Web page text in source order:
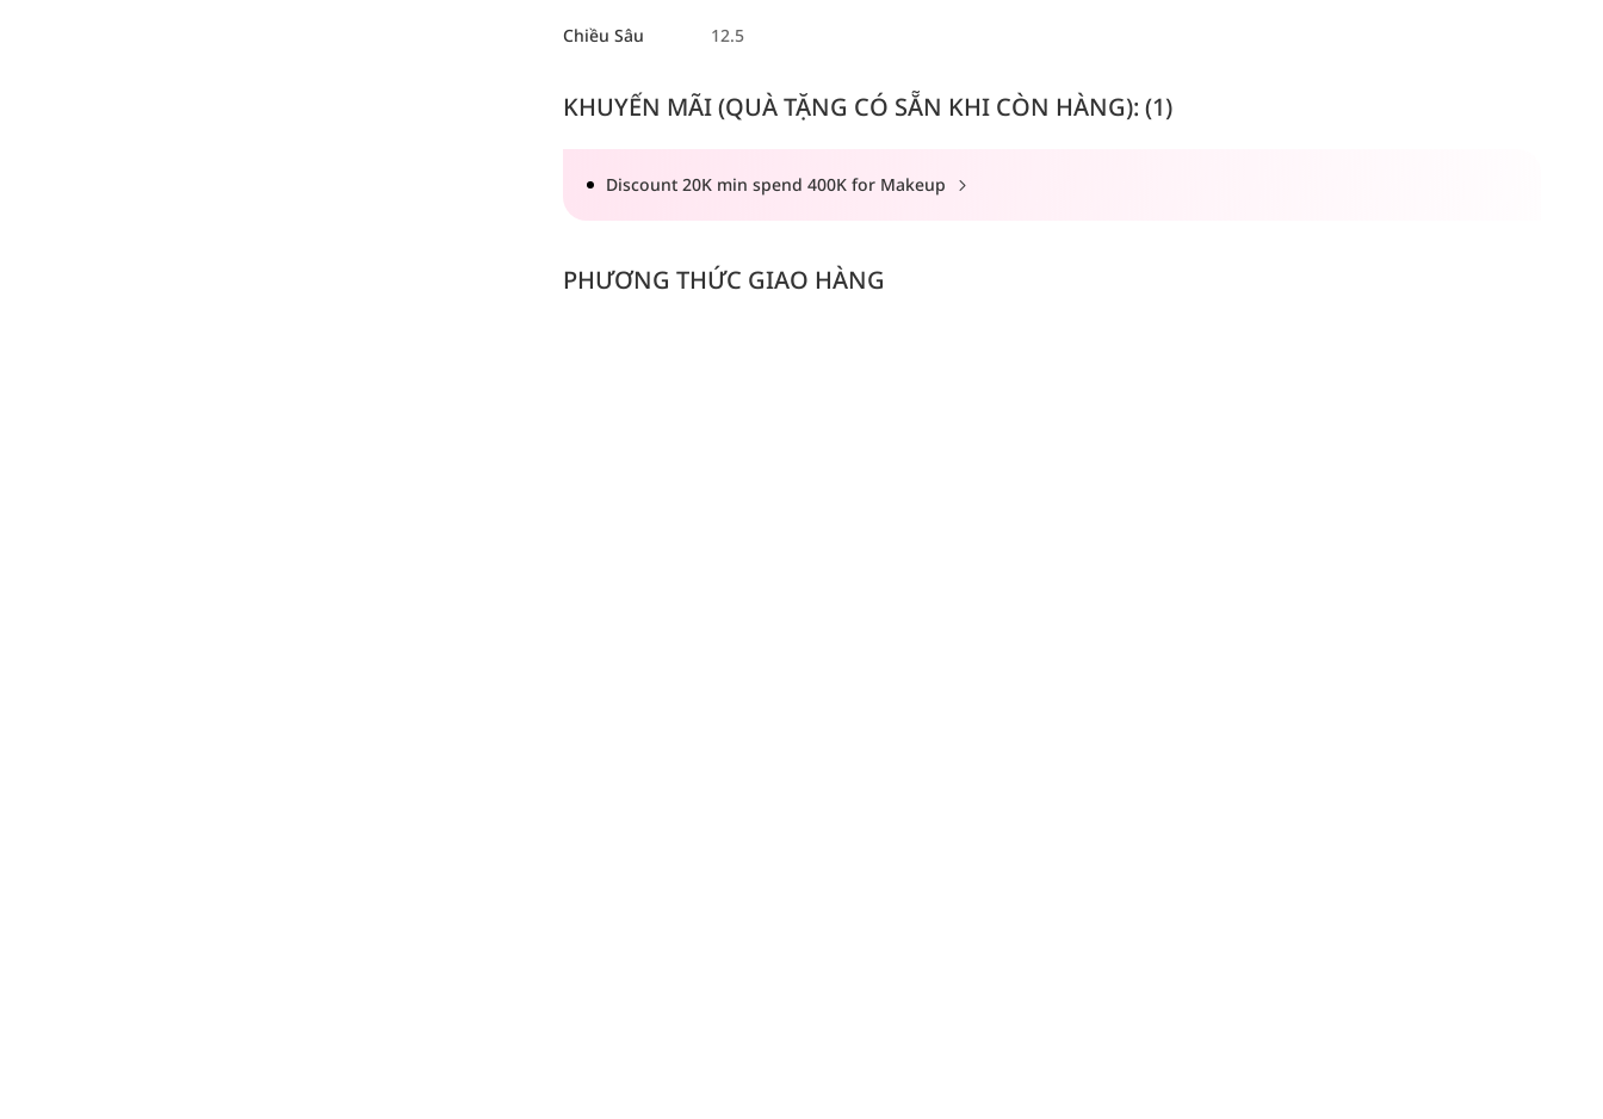
Chiều Sâu 12.5
KHUYẾN MÃI (QUÀ TẶNG CÓ SẴN KHI CÒN HÀNG): (1)
Discount 20K min spend 400K for Makeup
PHƯƠNG THỨC GIAO HÀNG